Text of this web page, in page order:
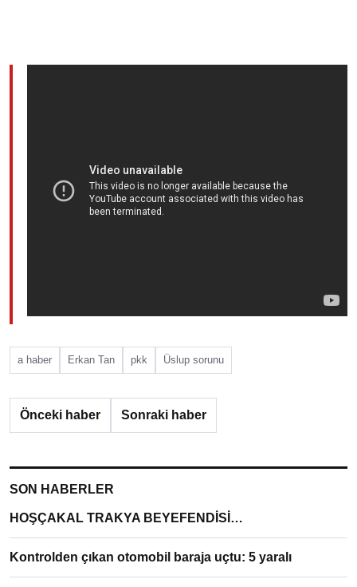
a haber Erkan Tan pkk Üslup sorunu
Önceki haber Sonraki haber
SON HABERLER
HOŞÇAKAL TRAKYA BEYEFENDİSİ…
Kontrolden çıkan otomobil baraja uçtu: 5 yaralı